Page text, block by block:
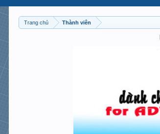
Trang chủ Thành viên